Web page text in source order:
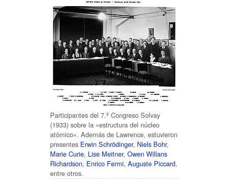
Participantes del 7.º Congreso Solvay
(1933) sobre la «estructura del núcleo
atómico». Además de Lawrence, estuvieron
presentes Erwin Schrödinger, Niels Bohr,
Marie Curie, Lise Meitner, Owen Willans
Richardson, Enrico Fermi, Auguste Piccard,
entre otros.